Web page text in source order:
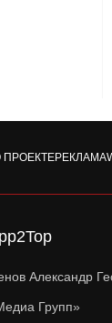
ПРОЕКТЕРЕКЛАМА
Александр
Групп»